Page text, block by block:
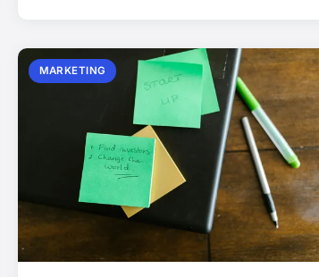
MARKETING